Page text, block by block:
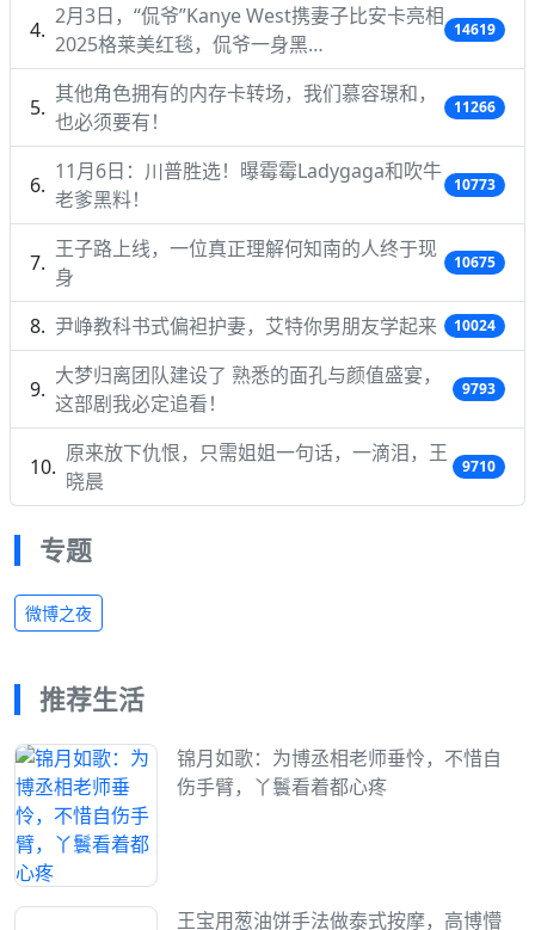
2月3日，“侃爷”Kanye West携妻子比安卡亮相
2025格莱美红毯，侃爷一身黑…
14619
其他角色拥有的内存卡转场，我们慕容璟和，
也必须要有！
11266
11月6日：川普胜选！曝霉霉Ladygaga和吹牛
老爹黑料！
10773
王子路上线，一位真正理解何知南的人终于现
身
10675
尹峥教科书式偏袒护妻，艾特你男朋友学起来 10024
大梦归离团队建设了 熟悉的面孔与颜值盛宴，
这部剧我必定追看！
9793
原来放下仇恨，只需姐姐一句话，一滴泪，王
晓晨
9710
专题
微博之夜
推荐生活
锦月如歌：为博丞相老师垂怜，不惜自
伤手臂，丫鬟看着都心疼
王宝用葱油饼手法做泰式按摩，高博懵